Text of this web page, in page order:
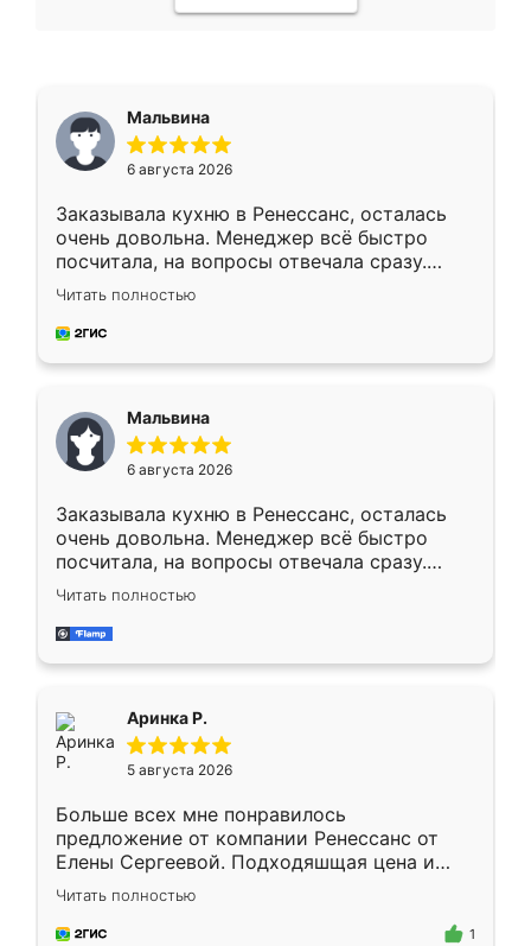
Мальвина
6 августа 2026
Заказывала кухню в Ренессанс, осталась
очень довольна. Менеджер всё быстро
посчитала, на вопросы отвечала сразу.
Замерщик приехал в субботу, подошёл к
делу со всей ответственностью. Собрали
за день, ребята работали аккуратно, даже
Читать полностью
Мальвина
6 августа 2026
Заказывала кухню в Ренессанс, осталась
очень довольна. Менеджер всё быстро
посчитала, на вопросы отвечала сразу.
Замерщик приехал в субботу, подошёл к
делу со всей ответственностью. Собрали
за день, ребята работали аккуратно, даже
Читать полностью
Аринка Р.
5 августа 2026
Больше всех мне понравилось
предложение от компании Ренессанс от
Елены Сергеевой. Подходяшщая цена и
короткие сроки изготовления. Приехавший
для замера сотрудник Владислав
предложил по моему эскизу самый
Читать полностью
1